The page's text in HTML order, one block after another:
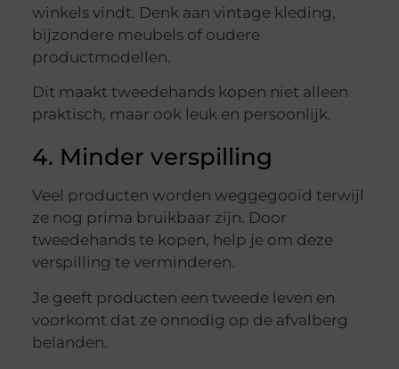
winkels vindt. Denk aan vintage kleding,
bijzondere meubels of oudere
productmodellen.
Dit maakt tweedehands kopen niet alleen
praktisch, maar ook leuk en persoonlijk.
4. Minder verspilling
Veel producten worden weggegooid terwijl
ze nog prima bruikbaar zijn. Door
tweedehands te kopen, help je om deze
verspilling te verminderen.
Je geeft producten een tweede leven en
voorkomt dat ze onnodig op de afvalberg
belanden.